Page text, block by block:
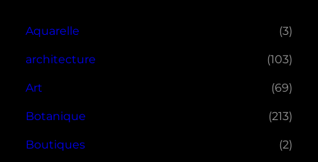
Aquarelle (3)
architecture (103)
Art (69)
Botanique (213)
Boutiques (2)